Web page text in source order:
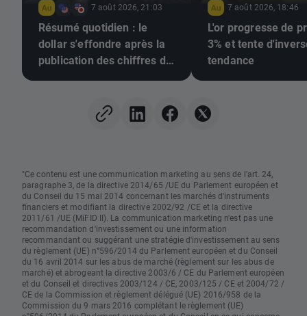
7 août 2026, 21:03
Résumé quotidien : le
dollar s'effondre après la
publication des chiffres de
7 août 2026, 18:46
L'or progresse de
3% et tente
tendance
"Ce contenu est une communication marketing au sens de l'art. 24,
paragraphe 3, de la directive 2014/65 /UE du Parlement européen et
du Conseil du 15 mai 2014 concernant les marchés d'instruments
financiers et modifiant la directive 2002/92 /CE et la directive
2011/61 /UE (MiFID II). La communication marketing n'est pas une
recommandation d'investissement ou une information
recommandant ou suggérant une stratégie d'investissement au sens
du règlement (UE) n°596/2014 du Parlement européen et du Conseil
du 16 avril 2014 sur les abus de marché (règlement sur les abus de
marché) et abrogeant la directive 2003/6 / CE du Parlement européen
et du Conseil et directives 2003/124 / CE, 2003/125 / CE et 2004/72 /
CE de la Commission et règlement délégué (UE) 2016/958 de la
Commission du 9 mars 2016 complétant le règlement (UE)